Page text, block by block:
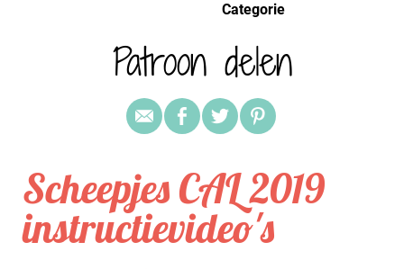
Categorie
Patroon delen
Scheepjes CAL 2019
instructievideo's